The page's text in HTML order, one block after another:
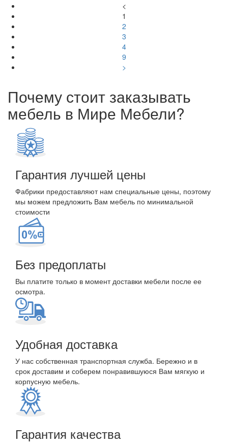
<
1
2
3
4
9
>
Почему стоит заказывать
мебель в Мире Мебели?
Гарантия лучшей цены
Фабрики предоставляют нам специальные цены, поэтому
мы можем предложить Вам мебель по минимальной
стоимости
Без предоплаты
Вы платите только в момент доставки мебели после ее
осмотра.
Удобная доставка
У нас собственная транспортная служба. Бережно и в
срок доставим и соберем понравившуюся Вам мягкую и
корпусную мебель.
Гарантия качества